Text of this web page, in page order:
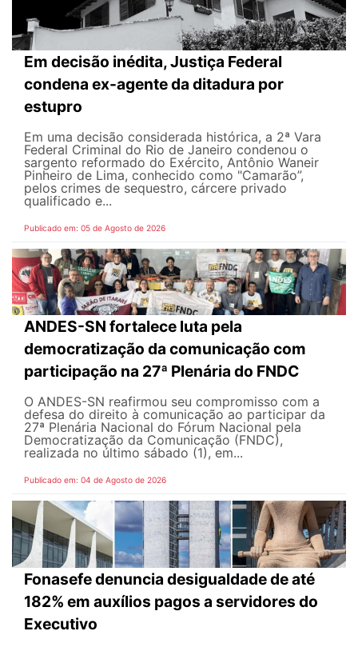
Em decisão inédita, Justiça Federal
condena ex-agente da ditadura por
estupro
Em uma decisão considerada histórica, a 2ª Vara
Federal Criminal do Rio de Janeiro condenou o
sargento reformado do Exército, Antônio Waneir
Pinheiro de Lima, conhecido como "Camarão”,
pelos crimes de sequestro, cárcere privado
qualificado e...
Publicado em: 05 de Agosto de 2026
ANDES-SN fortalece luta pela
democratização da comunicação com
participação na 27ª Plenária do FNDC
O ANDES-SN reafirmou seu compromisso com a
defesa do direito à comunicação ao participar da
27ª Plenária Nacional do Fórum Nacional pela
Democratização da Comunicação (FNDC),
realizada no último sábado (1), em...
Publicado em: 04 de Agosto de 2026
Fonasefe denuncia desigualdade de até
182% em auxílios pagos a servidores do
Executivo